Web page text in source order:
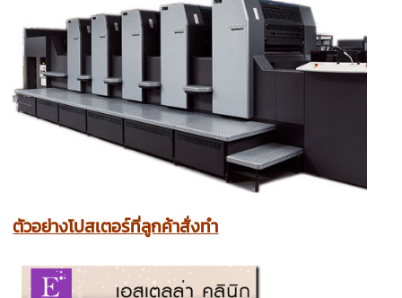
ตัวอย่างโปสเตอร์ที่ลูกค้าสั่งทำ